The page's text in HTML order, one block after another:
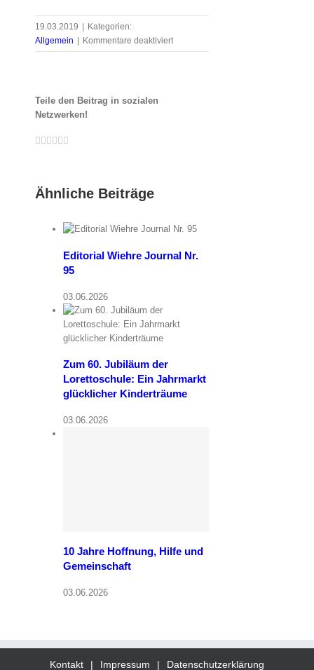
19.03.2019
Kategorien:
Allgemein
Kommentare deaktiviertfür
Nachruf:
Teile den Beitrag in sozialen
Netzwerken!
Facebook
Twitter
LinkedIn
Whatsapp
Google+
Pinterest
Ähnliche Beiträge
Editorial Wiehre Journal Nr.
95
03.06.2026
Zum 60. Jubiläum der
Lorettoschule: Ein Jahrmarkt
glücklicher Kinderträume
03.06.2026
10 Jahre Hoffnung, Hilfe und
Gemeinschaft
03.06.2026
Kontakt Impressum Datenschutzerklärung